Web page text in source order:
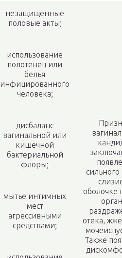
незащищенные
половые акты;
использование
полотенец или
белья
инфицированного
человека;
дисбаланс
вагинальной или
кишечной
бактериальной
флоры;
мытье интимных
мест
агрессивными
средствами;
сильного
оболочке
отека,
Также